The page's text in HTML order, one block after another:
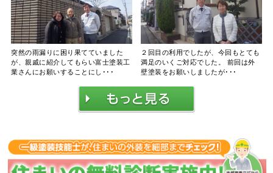
突然の雨漏りに困り果てていました
が、親戚に紹介してもらい富士塗装工
業さんにお願いすることにし･･･
２回目の利用でしたが、今回もとても
満足のいくご対応でした。 前回は外
壁塗装をお願いしましたが･･･